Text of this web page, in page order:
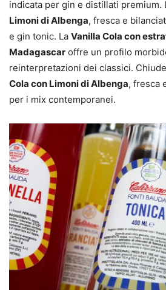
indicata per gin e distillati premium.
Limoni di Albenga, fresca e
e gin tonic. La Vanilla Cola con
Madagascar offre un profilo
reinterpretazioni dei classici.
Cola con Limoni di Albenga, fresca
per i mix contemporanei.